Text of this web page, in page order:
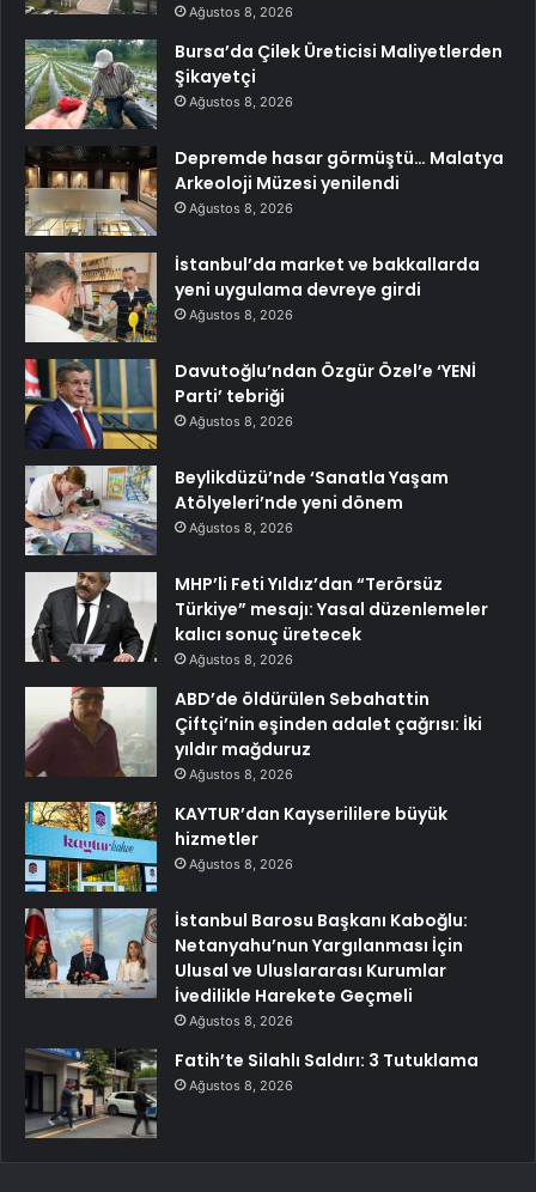
Ağustos 8, 2026
Bursa’da Çilek Üreticisi Maliyetlerden
Şikayetçi
Ağustos 8, 2026
Depremde hasar görmüştü… Malatya
Arkeoloji Müzesi yenilendi
Ağustos 8, 2026
İstanbul’da market ve bakkallarda
yeni uygulama devreye girdi
Ağustos 8, 2026
Davutoğlu’ndan Özgür Özel’e ‘YENİ
Parti’ tebriği
Ağustos 8, 2026
Beylikdüzü’nde ‘Sanatla Yaşam
Atölyeleri’nde yeni dönem
Ağustos 8, 2026
MHP’li Feti Yıldız’dan “Terörsüz
Türkiye” mesajı: Yasal düzenlemeler
kalıcı sonuç üretecek
Ağustos 8, 2026
ABD’de öldürülen Sebahattin
Çiftçi’nin eşinden adalet çağrısı: İki
yıldır mağduruz
Ağustos 8, 2026
KAYTUR’dan Kayserililere büyük
hizmetler
Ağustos 8, 2026
İstanbul Barosu Başkanı Kaboğlu:
Netanyahu’nun Yargılanması İçin
Ulusal ve Uluslararası Kurumlar
İvedilikle Harekete Geçmeli
Ağustos 8, 2026
Fatih’te Silahlı Saldırı: 3 Tutuklama
Ağustos 8, 2026